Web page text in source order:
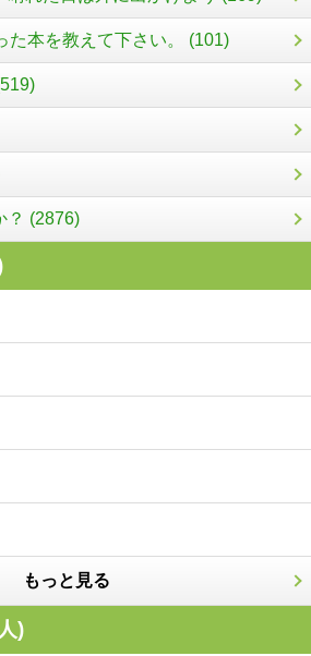
た本を教えて下さい。 (101)
？ (2876)
もっと見る
人)